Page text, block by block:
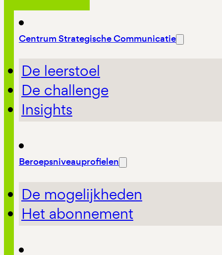
Centrum Strategische Communicatie
De leerstoel
De challenge
Insights
Beroepsniveauprofielen
De mogelijkheden
Het abonnement